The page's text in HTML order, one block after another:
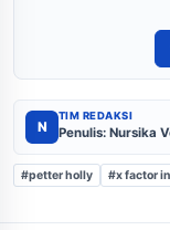
N
TIM REDAKSI
Penulis: Nursika
#petter holly #x factor